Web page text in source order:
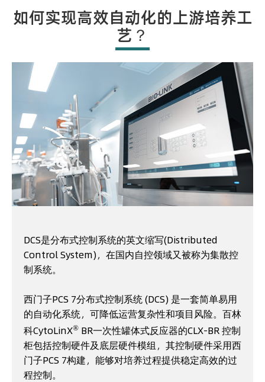
如何实现高效自动化的上游培养工
艺？
DCS是分布式控制系统的英文缩写(Distributed
Control System)，在国内自控领域又被称为集散控
制系统。
西门子PCS 7分布式控制系统 (DCS) 是一套简单易用
的自动化系统，可降低运营复杂性和项目风险。百林
科CytoLinX® BR一次性罐体式反应器的CLX-BR 控制
柜包括控制硬件及底层硬件模组，其控制硬件采用西
门子PCS 7构建，能够对培养过程提供稳定高效的过
程控制。